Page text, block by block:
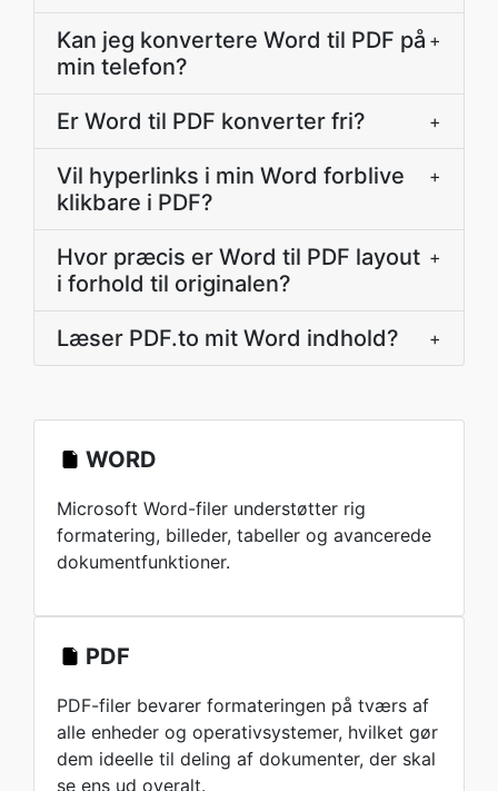
Kan jeg konvertere Word til PDF på
min telefon?
+
Er Word til PDF konverter fri? +
Vil hyperlinks i min Word forblive
klikbare i PDF?
+
Hvor præcis er Word til PDF layout
i forhold til originalen?
+
Læser PDF.to mit Word indhold? +
WORD
Microsoft Word-filer understøtter rig
formatering, billeder, tabeller og avancerede
dokumentfunktioner.
PDF
PDF-filer bevarer formateringen på tværs af
alle enheder og operativsystemer, hvilket gør
dem ideelle til deling af dokumenter, der skal
se ens ud overalt.